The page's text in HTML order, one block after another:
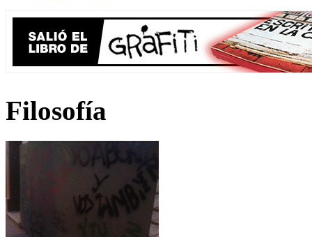
Filosofía